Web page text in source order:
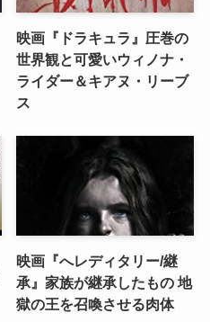
映画『ドラキュラ』圧巻の
世界観と可愛いウィノナ・
ライダー＆キアヌ・リーブ
ス
映画『へレディタリー/継
承』家族が継承したもの 地
獄の王を召喚させる肉体